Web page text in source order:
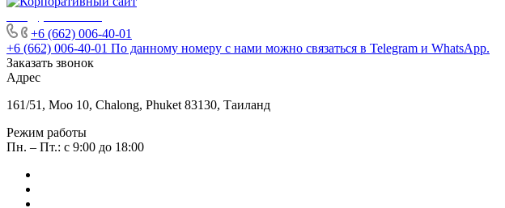
+6 (662) 006-40-01
+6 (662) 006-40-01 По данному номеру с нами можно связаться в Telegram и WhatsApp.
Заказать звонок
Адрес
161/51, Moo 10, Chalong, Phuket 83130, Таиланд
Режим работы
Пн. – Пт.: с 9:00 до 18:00